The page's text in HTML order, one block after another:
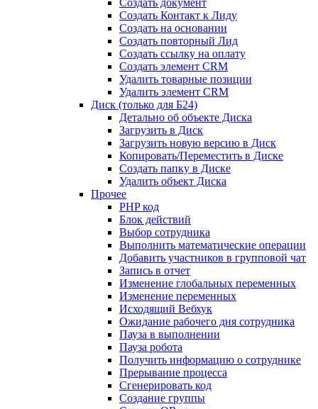
Создать документ
Создать Контакт к Лиду
Создать на основании
Создать повторный Лид
Создать ссылку на оплату
Создать элемент CRM
Удалить товарные позиции
Удалить элемент CRM
Диск (только для Б24)
Детально об объекте Диска
Загрузить в Диск
Загрузить новую версию в Диск
Копировать/Переместить в Диске
Создать папку в Диске
Удалить объект Диска
Прочее
PHP код
Блок действий
Выбор сотрудника
Выполнить математические операции
Добавить участников в групповой чат
Запись в отчет
Изменение глобальных переменных
Изменение переменных
Исходящий Вебхук
Ожидание рабочего дня сотрудника
Пауза в выполнении
Пауза робота
Получить информацию о сотруднике
Прерывание процесса
Сгенерировать код
Создание группы